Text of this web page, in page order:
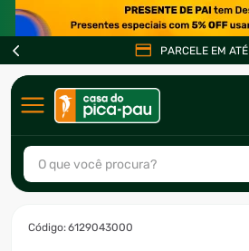
PARCELE EM ATÉ
O que você procura?
:6129043000